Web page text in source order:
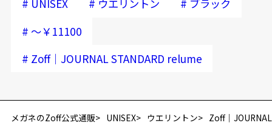
# UNISEX # ウエリントン # ブラック
# ～￥11100
# Zoff｜JOURNAL STANDARD relume
メガネのZoff公式通販 UNISEX ウエリントン Zoff｜